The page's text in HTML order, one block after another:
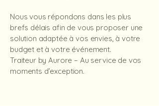
Nous vous répondons dans les plus
brefs délais afin de vous proposer une
solution adaptée à vos envies, à votre
budget et à votre événement.
Traiteur by Aurore – Au service de vos
moments d’exception.